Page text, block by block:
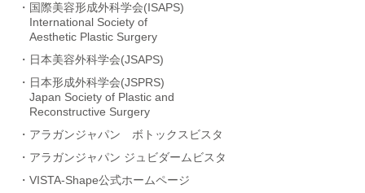
・国際美容形成外科学会(ISAPS)
International Society of
Aesthetic Plastic Surgery
・日本美容外科学会(JSAPS)
・日本形成外科学会(JSPRS)
Japan Society of Plastic and
Reconstructive Surgery
・アラガンジャパン ボトックスビスタ
・アラガンジャパン ジュビダームビスタ
・VISTA-Shape公式ホームページ